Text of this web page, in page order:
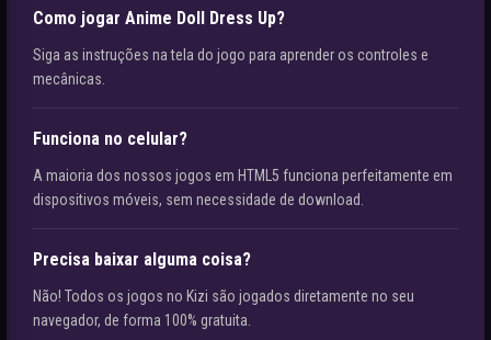
Como jogar Anime Doll Dress Up?
Siga as instruções na tela do jogo para aprender os controles e
mecânicas.
Funciona no celular?
A maioria dos nossos jogos em HTML5 funciona perfeitamente em
dispositivos móveis, sem necessidade de download.
Precisa baixar alguma coisa?
Não! Todos os jogos no Kizi são jogados diretamente no seu
navegador, de forma 100% gratuita.